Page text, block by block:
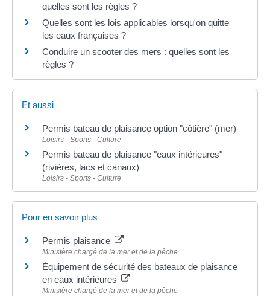
quelles sont les règles ?
Quelles sont les lois applicables lorsqu'on quitte
les eaux françaises ?
Conduire un scooter des mers : quelles sont les
règles ?
Et aussi
Permis bateau de plaisance option "côtière" (mer)
Loisirs - Sports - Culture
Permis bateau de plaisance "eaux intérieures"
(rivières, lacs et canaux)
Loisirs - Sports - Culture
Pour en savoir plus
Permis plaisance
Ministère chargé de la mer et de la pêche
Équipement de sécurité des bateaux de plaisance
en eaux intérieures
Ministère chargé de la mer et de la pêche